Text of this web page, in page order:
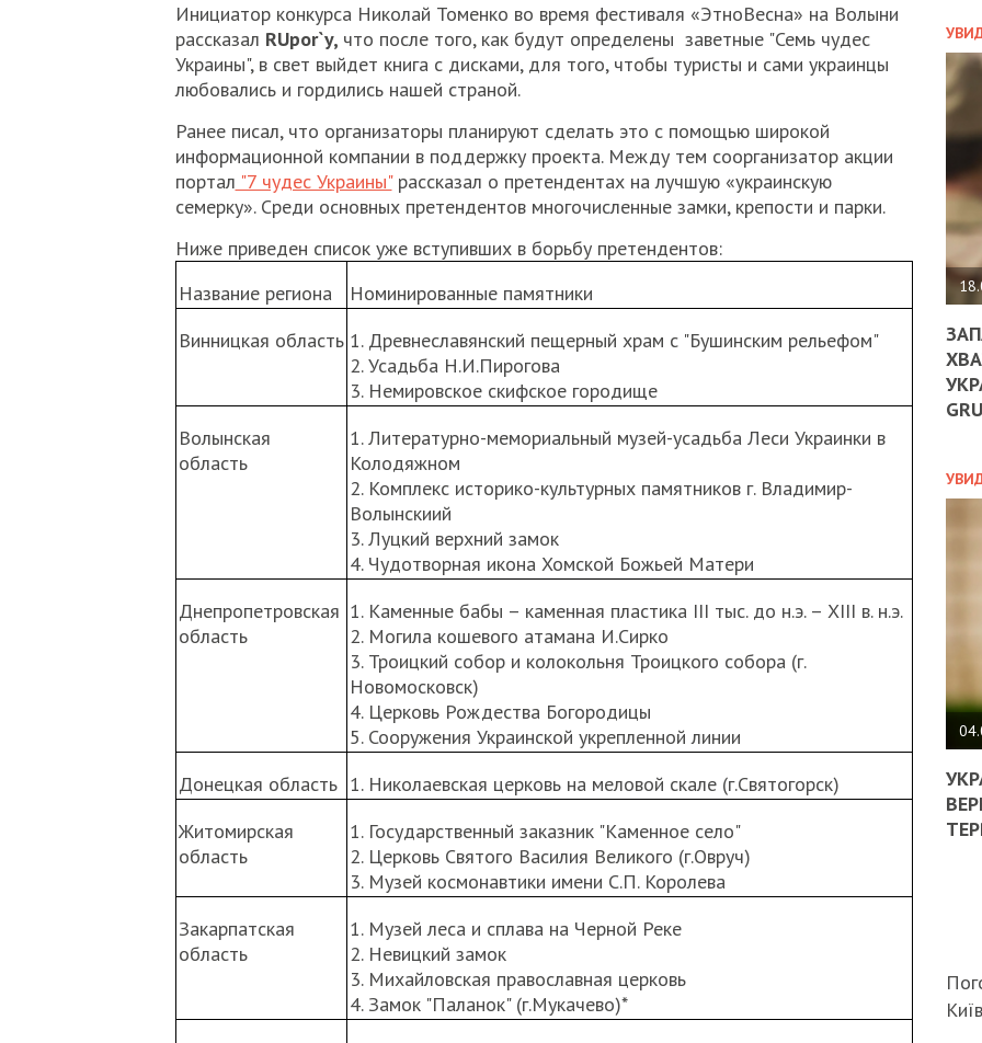
Инициатор конкурса Николай Томенко во время фестиваля «ЭтноВесна» на Волыни
рассказал RUpor`y, что после того, как будут определены заветные "Семь чудес
Украины", в свет выйдет книга с дисками, для того, чтобы туристы и сами украинцы
любовались и гордились нашей страной.
Ранее писал, что организаторы планируют сделать это с помощью широкой
информационной компании в поддержку проекта. Между тем соорганизатор акции
портал "7 чудес Украины"рассказал о претендентах на лучшую «украинскую
семерку». Среди основных претендентов многочисленные замки, крепости и парки.
Ниже приведен список уже вступивших в борьбу претендентов:
Название региона
Номинированные памятники
Винницкая область 1. Древнеславянский пещерный храм с "Бушинским рельефом"
2. Усадьба Н.И.Пирогова
3. Немировское скифское городище
Волынская
область
1. Литературно-мемориальный музей-усадьба Леси Украинки в
Колодяжном
2. Комплекс историко-культурных памятников г. Владимир-
Волынскиий
3. Луцкий верхний замок
4. Чудотворная икона Хомской Божьей Матери
Днепропетровская
область
1. Каменные бабы – каменная пластика ІІІ тыс. до н.э. – ХІІІ в. н.э.
2. Могила кошевого атамана И.Сирко
3. Троицкий собор и колокольня Троицкого собора (г.
Новомосковск)
4. Церковь Рождества Богородицы
5. Сооружения Украинской укрепленной линии
Донецкая область 1. Николаевская церковь на меловой скале (г.Святогорск)
Житомирская
область
1. Государственный заказник "Каменное село"
2. Церковь Святого Василия Великого (г.Овруч)
3. Музей космонавтики имени С.П. Королева
Закарпатская
область
1. Музей леса и сплава на Черной Реке
2. Невицкий замок
3. Михайловская православная церковь
4. Замок "Паланок" (г.Мукачево)*
ДО
ЄС
-
НА
Київ